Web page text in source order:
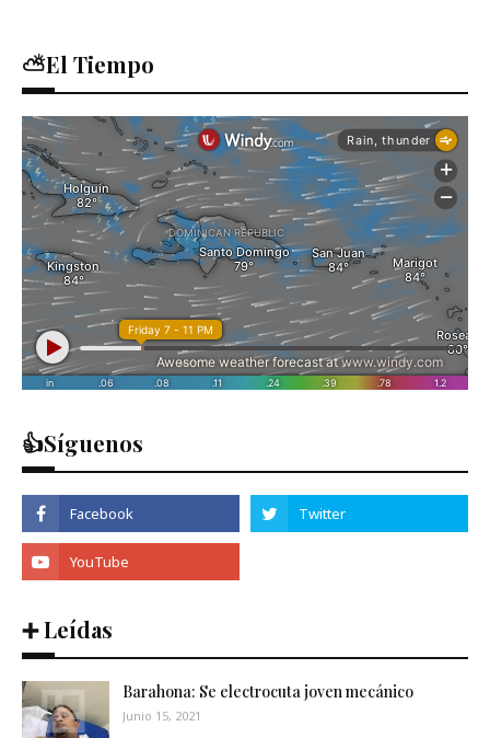
⛅El Tiempo
👍Síguenos
➕ Leídas
Barahona: Se electrocuta joven mecánico
Junio 15, 2021